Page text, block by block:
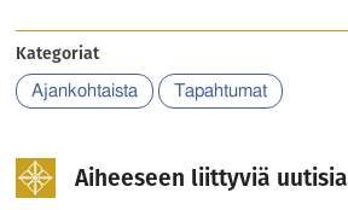
Kategoriat
Ajankohtaista Tapahtumat
Aiheeseen liittyviä uutisia